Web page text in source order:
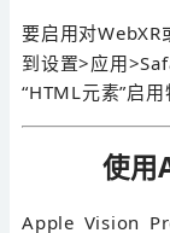
要启用对WebXR
到设置>应用
“HTML元素”启用
使用
Apple Vision